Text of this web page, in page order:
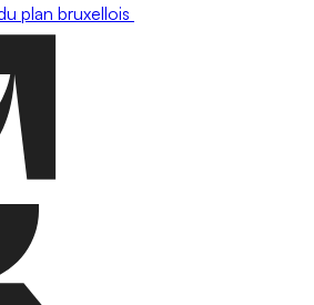
plan bruxellois